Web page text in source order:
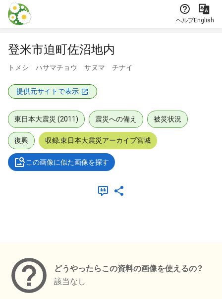
本文に飛ぶ
ヘルプEnglish
登米市迫町佐沼地内
トメシ ハサマチョウ サヌマ チナイ
提供元サイトで表示
東日本大震災 (2011) 震災への備え 被災状況
復興 収録:東日本大震災アーカイブ宮城
この画像に似た画像を探す
どうやったらこの資料の画像を使えるの？
該当なし